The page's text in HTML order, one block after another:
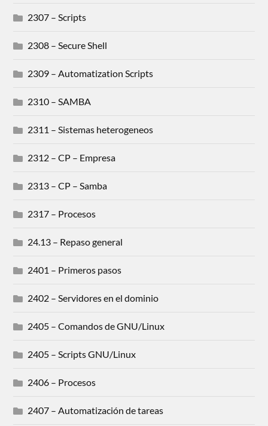
2307 – Scripts
2308 – Secure Shell
2309 – Automatization Scripts
2310 – SAMBA
2311 – Sistemas heterogeneos
2312 – CP – Empresa
2313 – CP – Samba
2317 – Procesos
24.13 – Repaso general
2401 – Primeros pasos
2402 – Servidores en el dominio
2405 – Comandos de GNU/Linux
2405 – Scripts GNU/Linux
2406 – Procesos
2407 – Automatización de tareas